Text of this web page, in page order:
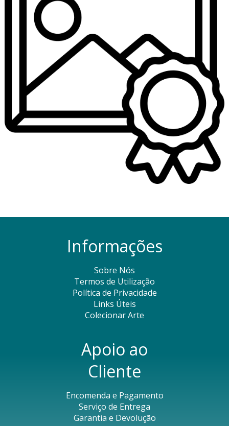
Informações
Sobre Nós
Termos de Utilização
Política de Privacidade
Links Úteis
Colecionar Arte
Apoio ao
Cliente
Encomenda e Pagamento
Serviço de Entrega
Garantia e Devolução